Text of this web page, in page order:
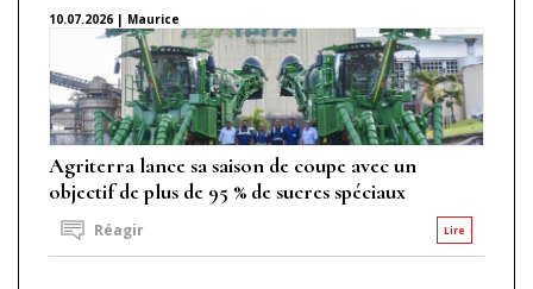
10.07.2026 | Maurice
Agriterra lance sa saison de coupe avec un
objectif de plus de 95 % de sucres spéciaux
Lire
Réagir